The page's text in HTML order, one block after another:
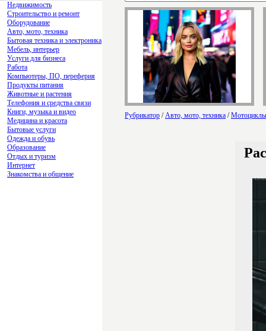
Недвижимость
Строительство и ремонт
Оборудование
Авто, мото, техника
Бытовая техника и электроника
Мебель, интерьер
Услуги для бизнеса
Работа
Компьютеры, ПО, переферия
Продукты питания
Животные и растения
Телефония и средства связи
Книги, музыка и видео
Медицина и красота
Бытовые услуги
Одежда и обувь
Образование
Отдых и туризм
Интернет
Знакомства и общение
Рубрикатор /Авто, мото, техника /Мотоциклы